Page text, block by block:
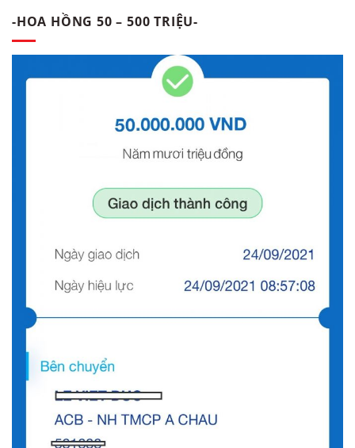
-HOA HỒNG 50 – 500 TRIỆU-